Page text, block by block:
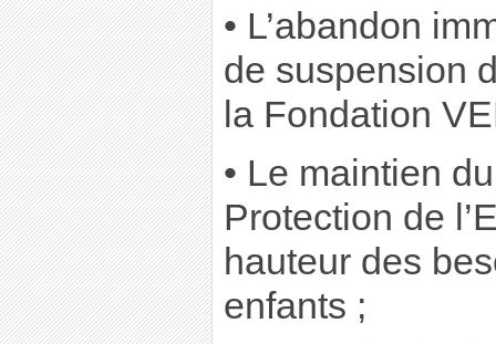
• L’abandon
de suspension
la Fondation
• Le maintien
Protection de
hauteur des
enfants ;